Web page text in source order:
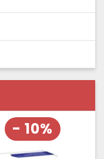
- 10%